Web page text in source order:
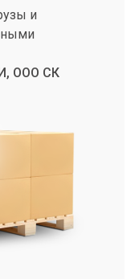
и
ООО СК